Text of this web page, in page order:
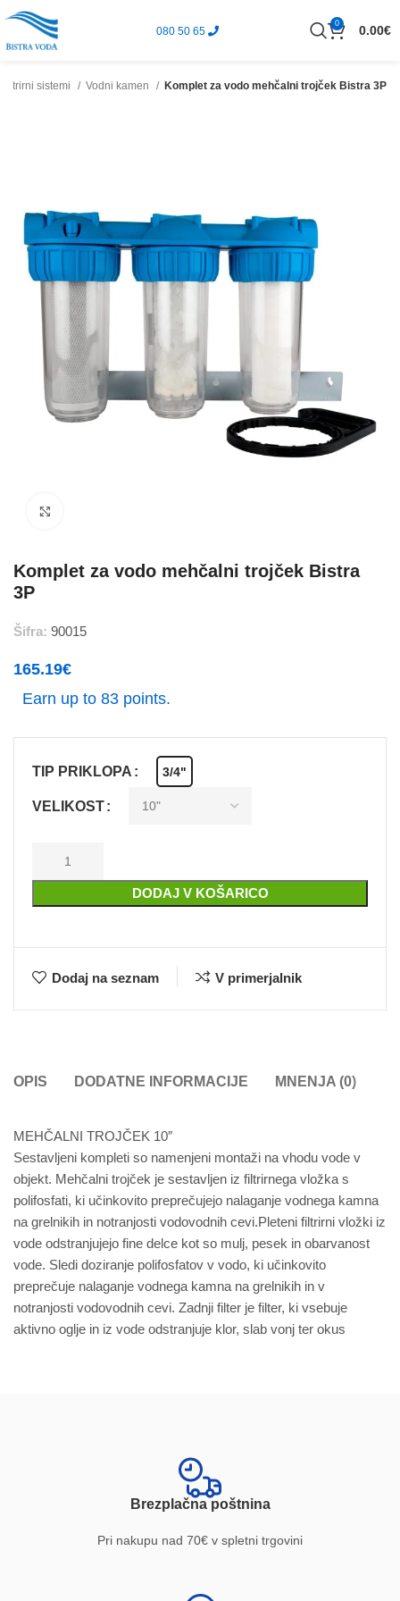
080 50 65
0 0.00€
filtrirni sistemi Vodni kamen Komplet za vodo mehčalni trojček Bistra 3P
Komplet za vodo mehčalni trojček Bistra
3P
Šifra: 90015
165.19€
Earn up to 83 points.
TIP PRIKLOPA 3/4"
VELIKOST
DODAJ V KOŠARICO
Dodaj na seznam V primerjalnik
OPIS DODATNE INFORMACIJE MNENJA (0)
MEHČALNI TROJČEK 10″
Sestavljeni kompleti so namenjeni montaži na vhodu vode v
objekt. Mehčalni trojček je sestavljen iz filtrirnega vložka s
polifosfati, ki učinkovito preprečujejo nalaganje vodnega kamna
na grelnikih in notranjosti vodovodnih cevi.Pleteni filtrirni vložki iz
vode odstranjujejo fine delce kot so mulj, pesek in obarvanost
vode. Sledi doziranje polifosfatov v vodo, ki učinkovito
preprečuje nalaganje vodnega kamna na grelnikih in v
notranjosti vodovodnih cevi. Zadnji filter je filter, ki vsebuje
aktivno oglje in iz vode odstranjuje klor, slab vonj ter okus
Brezplačna poštnina
Pri nakupu nad 70€ v spletni trgovini